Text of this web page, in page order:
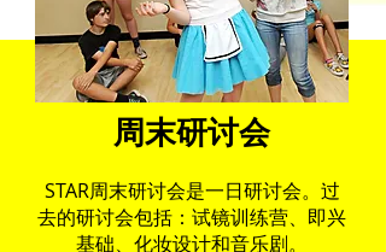
周末研讨会
STAR周末研讨会是一日研讨会。过
去的研讨会包括：试镜训练营、即兴
基础、化妆设计和音乐剧。